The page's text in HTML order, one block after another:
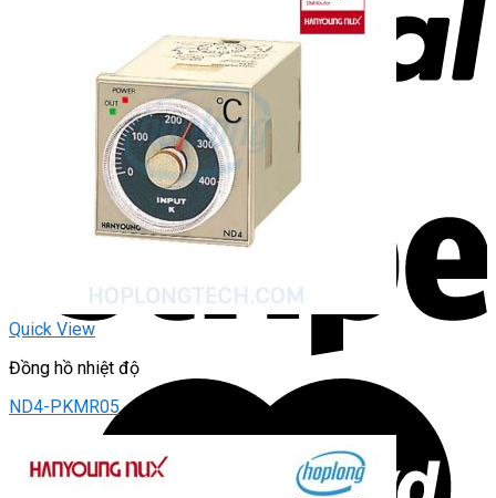
Quick View
Đồng hồ nhiệt độ
ND4-PKMR05